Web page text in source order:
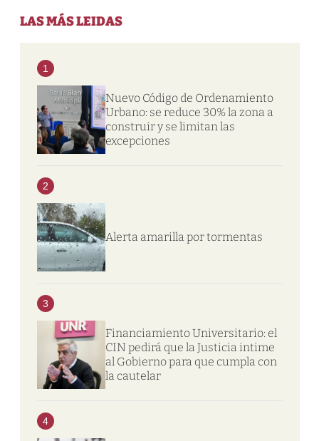
LAS MÁS LEIDAS
1
Nuevo Código de Ordenamiento
Urbano: se reduce 30% la zona a
construir y se limitan las
excepciones
2
Alerta amarilla por tormentas
3
Financiamiento Universitario: el
CIN pedirá que la Justicia intime
al Gobierno para que cumpla con
la cautelar
4